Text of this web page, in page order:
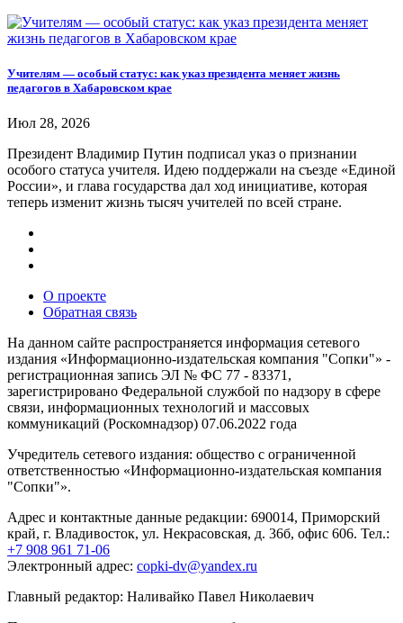
Учителям — особый статус: как указ президента меняет жизнь
педагогов в Хабаровском крае
Июл 28, 2026
Президент Владимир Путин подписал указ о признании
особого статуса учителя. Идею поддержали на съезде «Единой
России», и глава государства дал ход инициативе, которая
теперь изменит жизнь тысяч учителей по всей стране.
О проекте
Обратная связь
На данном сайте распространяется информация сетевого
издания «Информационно-издательская компания "Сопки"» -
регистрационная запись ЭЛ № ФС 77 - 83371,
зарегистрировано Федеральной службой по надзору в сфере
связи, информационных технологий и массовых
коммуникаций (Роскомнадзор) 07.06.2022 года
Учредитель сетевого издания: общество с ограниченной
ответственностью «Информационно-издательская компания
"Сопки"».
Адрес и контактные данные редакции: 690014, Приморский
край, г. Владивосток, ул. Некрасовская, д. 36б, офис 606. Тел.:
+7 908 961 71-06
Электронный адрес: copki-dv@yandex.ru
Главный редактор: Наливайко Павел Николаевич